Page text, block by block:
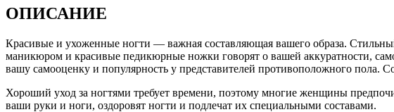
ОПИСАНИЕ
Красивые и ухоженные ногти — важная составляющая вашего образа.
маникюром и красивые педикюрные ножки говорят о вашей аккуратности,
вашу самооценку и популярность у представителей противоположного
Хороший уход за ногтями требует времени, поэтому многие женщины
ваши руки и ноги, оздоровят ногти и подлечат их специальными составами.